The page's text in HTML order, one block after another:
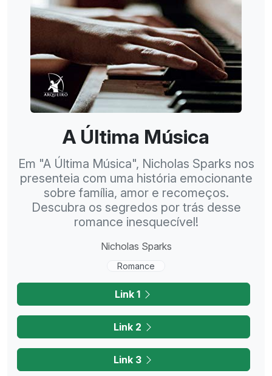
A Última Música
Em "A Última Música", Nicholas Sparks nos
presenteia com uma história emocionante
sobre família, amor e recomeços.
Descubra os segredos por trás desse
romance inesquecível!
Nicholas Sparks
Romance
Link 1
Link 2
Link 3